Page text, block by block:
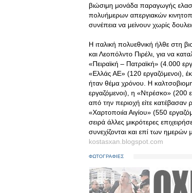
βιώσιμη μονάδα παραγωγής
πολυήμερων απεργιακών
συνέπεια να μείνουν χωρίς
Η ιταλική πολυεθνική ήλθε στη
και Λεοπόλντο Πιρέλι, για να
«Πειραϊκή – Πατραϊκή» (4.000
«Ελλάς ΑΕ» (120 εργαζόμενοι),
ήταν θέμα χρόνου. Η
εργαζόμενοι), η «Ντρέσκο» (200
από την περιοχή είτε κατέβασαν
«Χαρτοποιία Αιγίου» (550
σειρά άλλες μικρότερες
συνεχίζονται και επί των ημερών
kostasxan.blogspot.com
ΦΩΤΟΓΡΑΦΙΕΣ